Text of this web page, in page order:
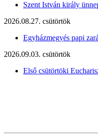
Szent István király
2026.08.27. csütörtök
Egyházmegyés papi
2026.09.03. csütörtök
Első csütörtöki